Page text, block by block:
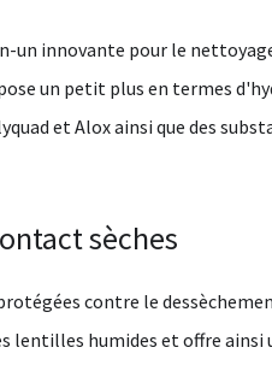
un innovante pour le
un petit plus en termes
et Alox ainsi que des
sèches
contre le
humides et offre